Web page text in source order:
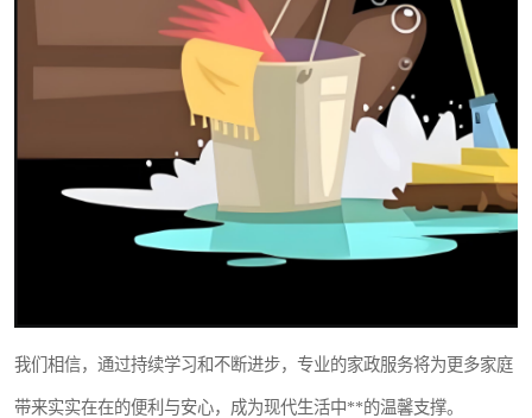
我们相信，通过持续学习和不断进步，专业的家政服务将为更多家庭
带来实实在在的便利与安心，成为现代生活中**的温馨支撑。